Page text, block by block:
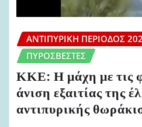
ΑΝΤΙΠΥΡΙΚΉ ΠΕΡΊΟΔΟΣ
ΠΥΡΟΣΒΈΣΤΕΣ
ΚΚΕ: Η μάχη με τις
άνιση εξαιτίας της
αντιπυρικής